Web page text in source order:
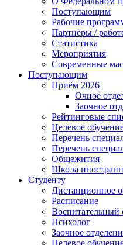
Поступающим
Рабочие
Партнёры /
Статистика
Мероприятия
Современные
Поступающим
Приём 2026
Очное
Заочное
Рейтинговые
Целевое
Перечень
Перечень
Общежития
Школа
Студенту
Дистанционное
Расписание
Воспитательный
Психолог
Заочное
Целевое